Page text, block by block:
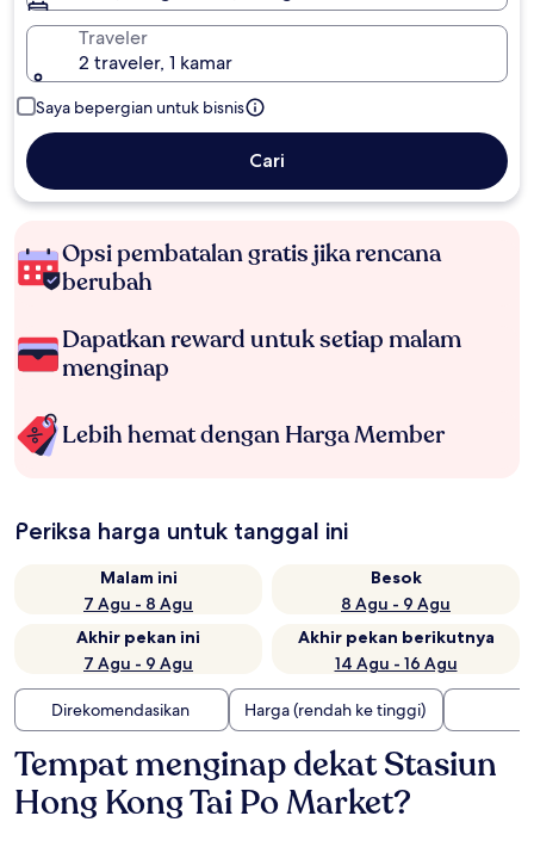
Traveler
2 traveler, 1 kamar
Saya bepergian untuk bisnis
Cari
Opsi pembatalan gratis jika rencana
berubah
Dapatkan reward untuk setiap malam
menginap
Lebih hemat dengan Harga Member
Periksa harga untuk tanggal ini
Malam ini
7 Agu - 8 Agu
Besok
8 Agu - 9 Agu
Akhir pekan ini
7 Agu - 9 Agu
Akhir pekan berikutnya
14 Agu - 16 Agu
Direkomendasikan Harga (rendah ke tinggi)
Tempat menginap dekat Stasiun
Hong Kong Tai Po Market?